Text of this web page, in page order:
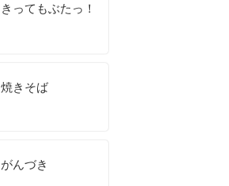
きってもぶたっ！
焼きそば
がんづき